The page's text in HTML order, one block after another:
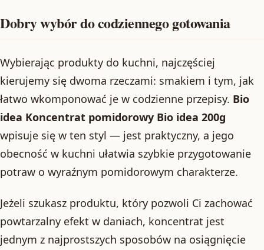
Dobry wybór do codziennego gotowania
Wybierając produkty do kuchni, najczęściej
kierujemy się dwoma rzeczami: smakiem i tym, jak
łatwo wkomponować je w codzienne przepisy. Bio
idea Koncentrat pomidorowy Bio idea 200g
wpisuje się w ten styl — jest praktyczny, a jego
obecność w kuchni ułatwia szybkie przygotowanie
potraw o wyraźnym pomidorowym charakterze.
Jeżeli szukasz produktu, który pozwoli Ci zachować
powtarzalny efekt w daniach, koncentrat jest
jednym z najprostszych sposobów na osiągnięcie